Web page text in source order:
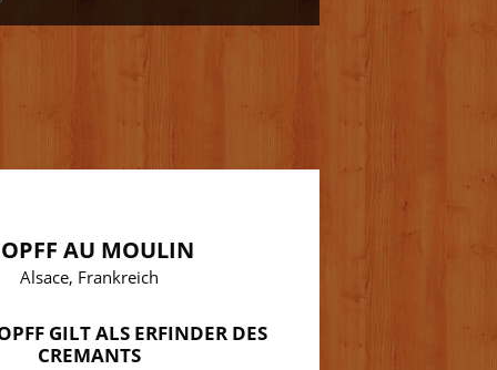
AU MOULIN
Alsace, Frankreich
GILT ALS ERFINDER DES
CREMANTS